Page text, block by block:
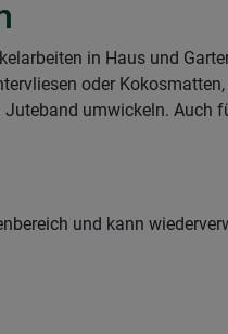
in Haus und
oder
umwickeln. Auch
und kann